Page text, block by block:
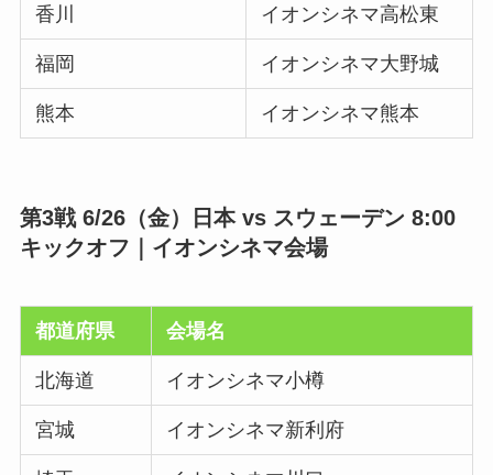
香川 イオンシネマ高松東
福岡 イオンシネマ大野城
熊本 イオンシネマ熊本
第3戦 6/26（金）日本 vs スウェーデン 8:00
キックオフ｜イオンシネマ会場
都道府県 会場名
北海道 イオンシネマ小樽
宮城 イオンシネマ新利府